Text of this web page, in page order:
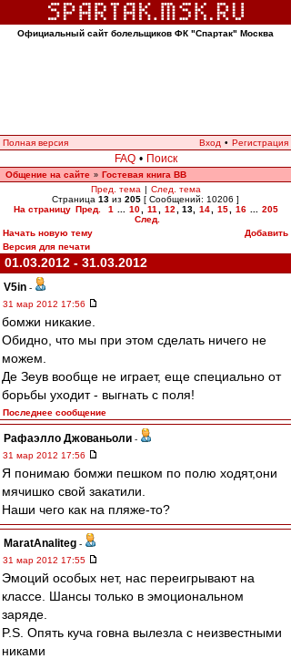
Официальный сайт болельщиков ФК "Спартак" Москва
Полная версия Вход • Регистрация
FAQ • Поиск
Общение на сайте » Гостевая книга ВВ
Пред. тема | След. тема
Страница 13 из 205 [ Сообщений: 10206 ]
На страницу Пред. 1 10 11 12 13, 14 15 16
205
След.
Начать новую тему
Добавить
Версия для печати
01.03.2012 - 31.03.2012
V5in -
31 мар 2012 17:56
бомжи никакие.
Обидно, что мы при этом сделать ничего не
можем.
Де Зеув вообще не играет, еще специально от
борьбы уходит - выгнать с поля!
Последнее сообщение
Рафаэлло Джованьоли -
31 мар 2012 17:56
Я понимаю бомжи пешком по полю ходят,они
мячишко свой закатили.
Наши чего как на пляже-то?
MaratAnaliteg -
31 мар 2012 17:55
Эмоций особых нет, нас переигрывают на
классе. Шансы только в эмоциональном
заряде.
P.S. Опять куча говна вылезла с неизвестными
никами